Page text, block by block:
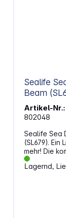
Sealife Sea
Beam
Artikel-Nr.:
802048
Sealife Sea
(SL679). Ein
mehr! Die
Beam Foto-/
Foto-,
Lagernd,